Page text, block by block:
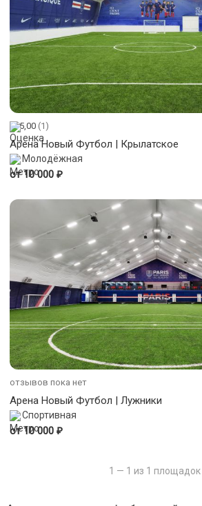
5,00 (1)
Арена Новый Футбол | Крылатское
Молодёжная
от 10 000 ₽
отзывов пока нет
Арена Новый Футбол | Лужники
Спортивная
от 10 000 ₽
1 — 1 из 1 площадок